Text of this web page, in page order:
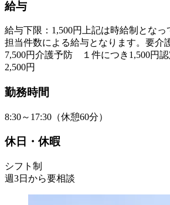
給与
給与下限：1,500円上記は時給制とな
担当件数による給与となります。要
7,500円介護予防 １件につき1,500円
2,500円
勤務時間
8:30～17:30（休憩60分）
休日・休暇
シフト制
週3日から要相談